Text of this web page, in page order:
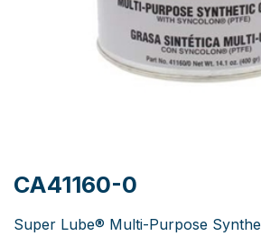
CA41160-0
Super Lube® Multi-Purpose